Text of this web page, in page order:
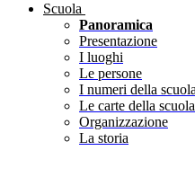
Scuola
Panoramica
Presentazione
I luoghi
Le persone
I numeri della scuola
Le carte della scuola
Organizzazione
La storia